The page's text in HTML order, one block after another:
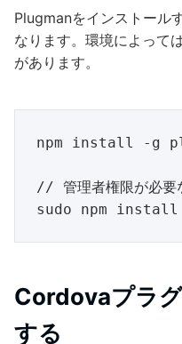
Plugmanをインストール
なります。環境によって
があります。
npm install -g
// 管理者権限が必要
Cordovaプラ
する